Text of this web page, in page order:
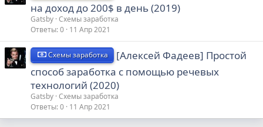
на доход до 200$ в день (2019)
Gatsby Схемы заработка
Ответы 0 11 Апр 2021
Схемы заработка
[Алексей Фадеев] Простой
способ заработка с помощью речевых
технологий (2020)
Gatsby Схемы заработка
Ответы 0 11 Апр 2021